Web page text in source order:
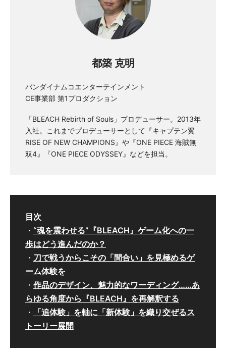
都築 克明
バンダイナムコエンターテインメント
CE事業部 第1プロダクション
「BLEACH Rebirth of Souls」プロデューサー。2013年
入社。これまでプロデューサーとして『キャプテン翼
RISE OF NEW CHAMPIONS』や『ONE PIECE 海賊無
双4』『ONE PIECE ODYSSEY』などを担当。
目次
・ “魂を震わせる”『BLEACH』ゲーム化への一
歩はどう進んだのか？
・ 刀で戦うからこその「間合い」を見極めるゲ
ーム体験を
・ 作品のデザイン、魅力的なワーディング……あ
らゆる角度から『BLEACH』を再解釈する
・
「追体験」を軸に「新体験」を織り交ぜるス
トーリー展開